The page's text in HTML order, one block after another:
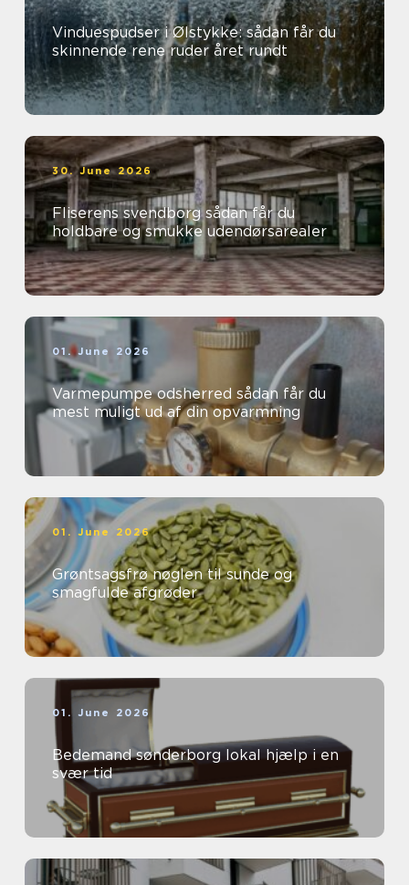
Vinduespudser i Ølstykke: sådan får du
skinnende rene ruder året rundt
30. June 2026
Fliserens svendborg sådan får du
holdbare og smukke udendørsarealer
01. June 2026
Varmepumpe odsherred sådan får du
mest muligt ud af din opvarmning
01. June 2026
Grøntsagsfrø nøglen til sunde og
smagfulde afgrøder
01. June 2026
Bedemand sønderborg lokal hjælp i en
svær tid